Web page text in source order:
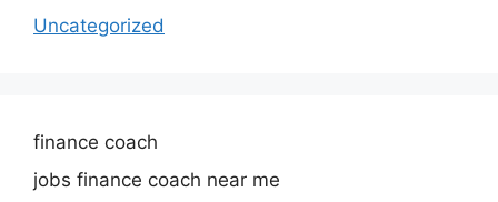
Uncategorized
finance coach
jobs finance coach near me